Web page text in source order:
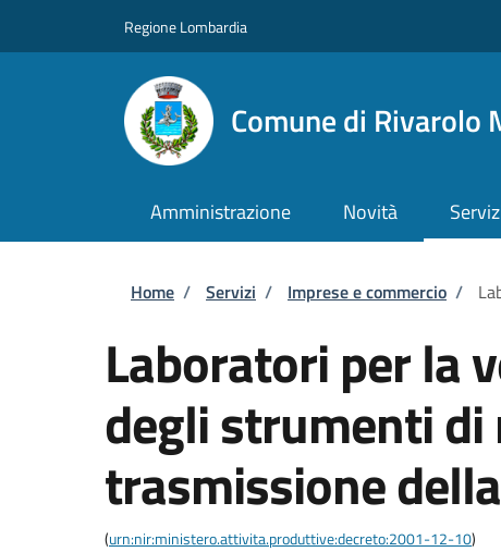
Regione Lombardia
Comune di Rivarolo
Amministrazione Novità
Briciole di pane
Home / Servizi / Imprese e commercio /
Laboratori per la
degli strumenti di
trasmissione
(urn:nir:ministero.attivita.produttive:decreto:2001-12-10)